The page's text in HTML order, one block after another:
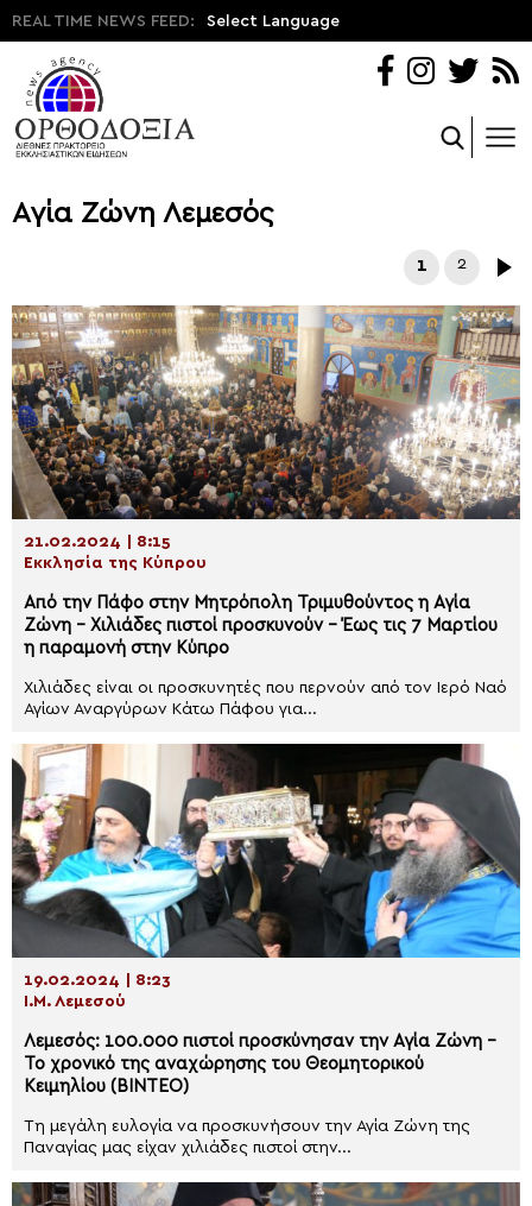
REAL TIME NEWS FEED: Select Language
Αγία Ζώνη Λεμεσός
1 2
21.02.2024 | 8:15
Εκκλησία της Κύπρου
Από την Πάφο στην Μητρόπολη Τριμυθούντος η Αγία
Ζώνη – Χιλιάδες πιστοί προσκυνούν – Έως τις 7 Μαρτίου
η παραμονή στην Κύπρο
Χιλιάδες είναι οι προσκυνητές που περνούν από τον Ιερό Ναό
Αγίων Αναργύρων Κάτω Πάφου για...
19.02.2024 | 8:23
Ι.Μ. Λεμεσού
Λεμεσός: 100.000 πιστοί προσκύνησαν την Αγία Ζώνη –
Το χρονικό της αναχώρησης του Θεομητορικού
Κειμηλίου (ΒΙΝΤΕΟ)
Τη μεγάλη ευλογία να προσκυνήσουν την Αγία Ζώνη της
Παναγίας μας είχαν χιλιάδες πιστοί στην...